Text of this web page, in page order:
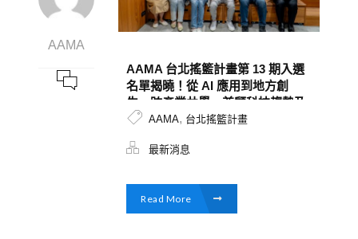
AAMA
AAMA 台北搖籃計畫第 13 期入選
名單揭曉！從 AI 應用到地方創
生，跨產業共學，兼顧科技趨勢及
永續創新
AAMA, 台北搖籃計畫
最新消息
Read More